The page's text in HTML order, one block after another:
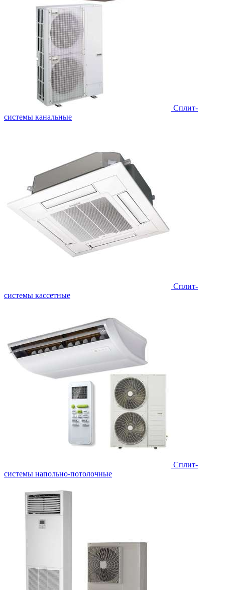
Сплит-
системы канальные
Сплит-
системы кассетные
Сплит-
системы напольно-потолочные